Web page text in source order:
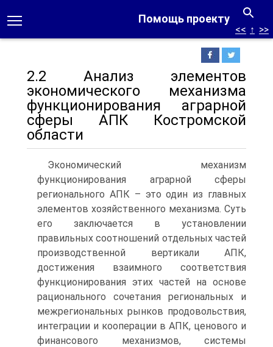
Помощь проекту
<< ↑ >>
2.2 Анализ элементов
экономического механизма
функционирования аграрной
сферы АПК Костромской
области
Экономический механизм
функционирования аграрной сферы
регионального АПК – это один из главных
элементов хозяйственного механизма. Суть
его заключается в установлении
правильных соотношений отдельных частей
производственной вертикали АПК,
достижения взаимного соответствия
функционирования этих частей на основе
рационального сочетания региональных и
межрегиональных рынков продовольствия,
интеграции и кооперации в АПК, ценового и
финансового механизмов, системы